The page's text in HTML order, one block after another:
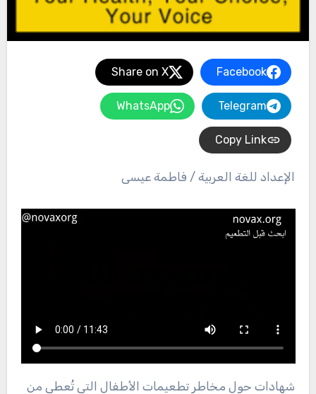
Facebook
Share on X
Telegram
WhatsApp
Copy Link
الإعداد للغة العربية / فاطمة عيسى
شهادات حول مخاطر تطعيمات الأطفال التي تُعطى من